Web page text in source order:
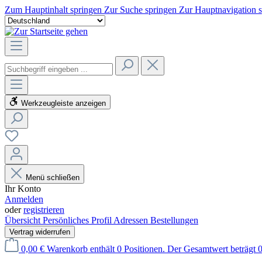
Zum Hauptinhalt springen Zur Suche springen Zur Hauptnavigation
Werkzeugleiste anzeigen
Menü schließen
Ihr Konto
Anmelden
oderregistrieren
Übersicht Persönliches Profil Adressen Bestellungen
Vertrag widerrufen
0,00 € Warenkorb enthält 0 Positionen. Der Gesamtwert beträgt